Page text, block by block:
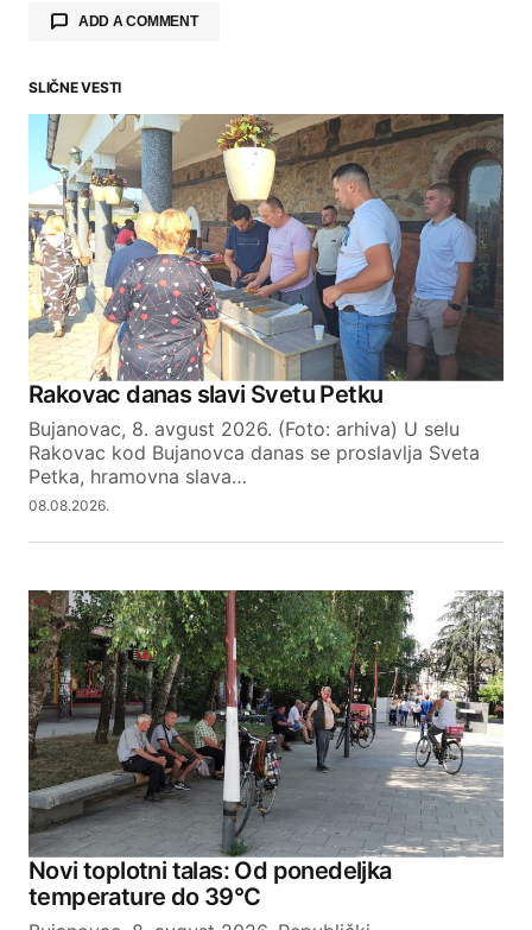
ADD A COMMENT
Your email address will not be published.
Required fields are marked*
Comment*
Your Name
Your E-mail
SLIČNE VESTI
Rakovac danas slavi Svetu Petku
Bujanovac, 8. avgust 2026. (Foto: arhiva) U selu
Rakovac kod Bujanovca danas se proslavlja Sveta
Petka, hramovna slava…
08.08.2026.
Novi toplotni talas: Od ponedeljka
temperature do 39°C